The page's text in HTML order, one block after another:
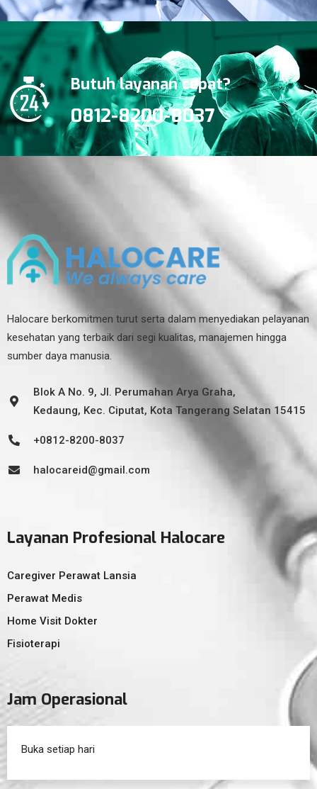
Butuh layanan cepat?
0812-8200-8037
Halocare berkomitmen turut serta dalam menyediakan pelayanan
kesehatan yang terbaik dari segi kualitas, manajemen hingga
sumber daya manusia.
Blok A No. 9, Jl. Perumahan Arya Graha,
Kedaung, Kec. Ciputat, Kota Tangerang Selatan 15415
+0812-8200-8037
halocareid@gmail.com
Layanan Profesional Halocare
Caregiver Perawat Lansia
Perawat Medis
Home Visit Dokter
Fisioterapi
Jam Operasional
Buka setiap hari